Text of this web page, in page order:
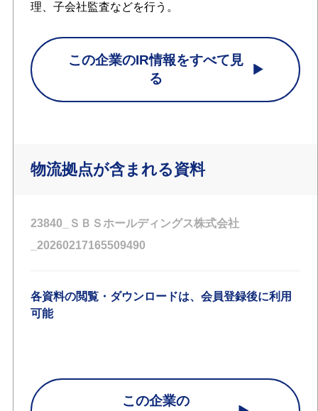
理、子会社監査などを行う。
この企業のIR情報をすべて見
る
物流拠点が含まれる資料
23840_ＳＢＳホールディングス株式会社
_20260217165509490
各資料の閲覧・ダウンロードは、会員登録後に利用
可能
この企業の